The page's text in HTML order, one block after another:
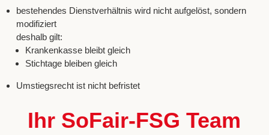
bestehendes Dienstverhältnis wird nicht aufgelöst, sondern
modifiziert
deshalb gilt:
Krankenkasse bleibt gleich
Stichtage bleiben gleich
Umstiegsrecht ist nicht befristet
Ihr SoFair-FSG Team